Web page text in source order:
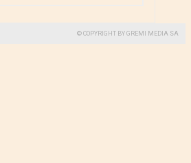
© COPYRIGHT BY GREMI MEDIA SA